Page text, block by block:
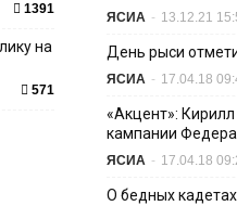
1391
на
571
ЯСИА - 13.12.21
День рыси
ЯСИА - 17.04.18
«Акцент»:
кампании
ЯСИА - 17.04.18
О бедных